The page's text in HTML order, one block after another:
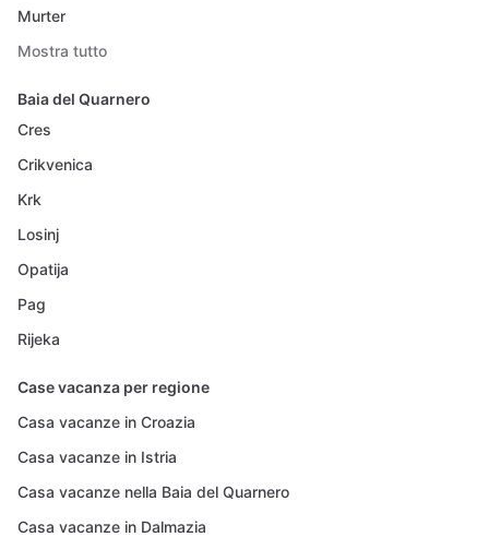
Murter
Mostra tutto
Baia del Quarnero
Cres
Crikvenica
Krk
Losinj
Opatija
Pag
Rijeka
Case vacanza per regione
Casa vacanze in Croazia
Casa vacanze in Istria
Casa vacanze nella Baia del Quarnero
Casa vacanze in Dalmazia